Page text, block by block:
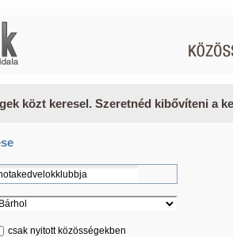
közt keresel. Szeretnéd kibővíteni a
csak nyitott közösségekben